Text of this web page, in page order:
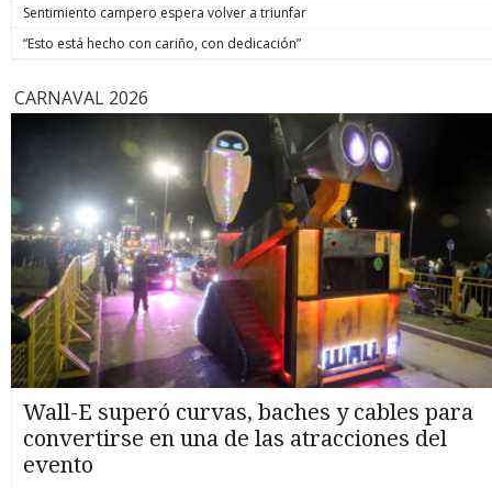
Sentimiento campero espera volver a triunfar
“Esto está hecho con cariño, con dedicación”
CARNAVAL 2026
Wall-E superó curvas, baches y cables para
convertirse en una de las atracciones del
evento